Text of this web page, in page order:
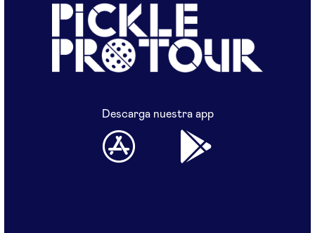
Descarga nuestra app